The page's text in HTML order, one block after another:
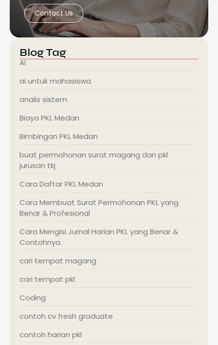
Contact Us
Blog Tag
AI
ai untuk mahasiswa
analis sistem
Biaya PKL Medan
Bimbingan PKL Medan
buat permohonan surat magang dan pkl
jurusan tkj
Cara Daftar PKL Medan
Cara Membuat Surat Permohonan PKL yang
Benar & Profesional
Cara Mengisi Jurnal Harian PKL yang Benar &
Contohnya
cari tempat magang
cari tempat pkl
Coding
contoh cv fresh graduate
contoh harian pkl